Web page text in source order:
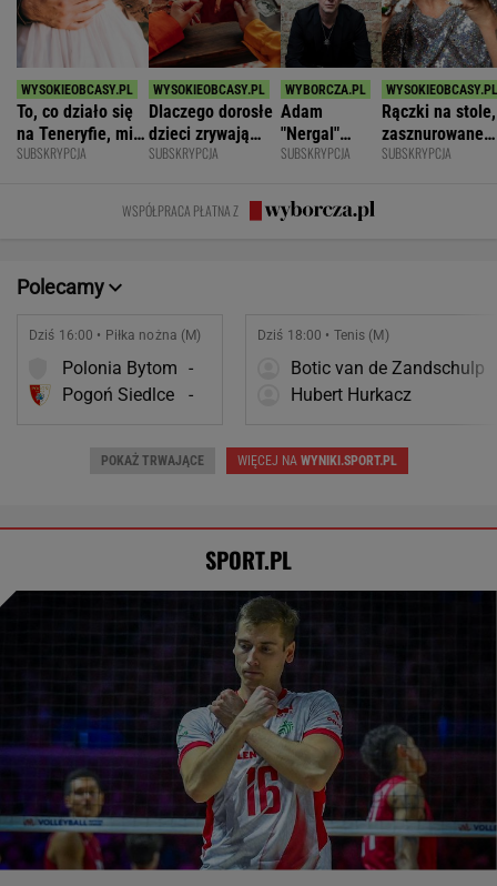
To, co działo się
na Teneryfie, mi
się należało. Nie
SUBSKRYPCJA
Dlaczego dorosłe
dzieci zrywają
kontakt z
SUBSKRYPCJA
Adam
"Nergal"
Darski: Ja
terapię, a
większość
SUBSKRYPCJA
Rączki na stole,
zasznurowane
usta. Byłam
SUBSKRYPCJA
WSPÓŁPRACA PŁATNA Z
Polecamy
Dziś 16:00 • Piłka nożna (M)
Polonia Bytom -
Pogoń Siedlce
-
Dziś 18:00 • Tenis (M)
Botic van de Zandschulp
Hubert Hurkacz
POKAŻ TRWAJĄCE WIĘCEJ NA WYNIKI.SPORT.PL
SPORT.PL